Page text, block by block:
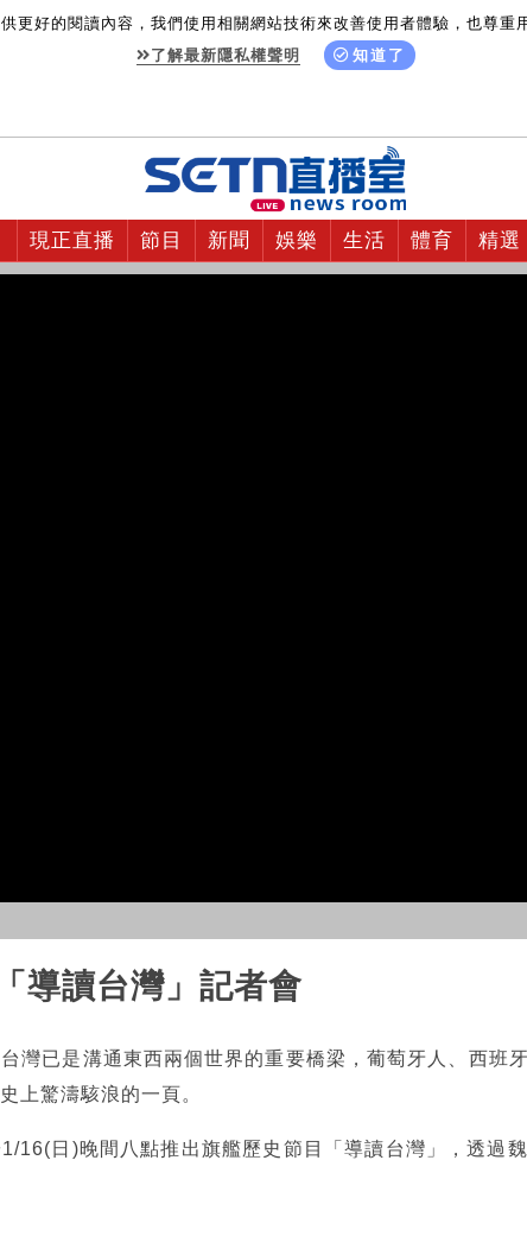
更好的閱讀內容，我們使用相關網站技術來改善使用者體驗，也尊重
了解最新隱私權聲明
知道了
現正直播 節目 新聞 娛樂 生活 體育 精選
導讀台灣」記者會
灣已是溝通東西兩個世界的重要橋梁，葡萄牙人、西班
上驚濤駭浪的一頁。
16(日)晚間八點推出旗艦歷史節目「導讀台灣」，透過